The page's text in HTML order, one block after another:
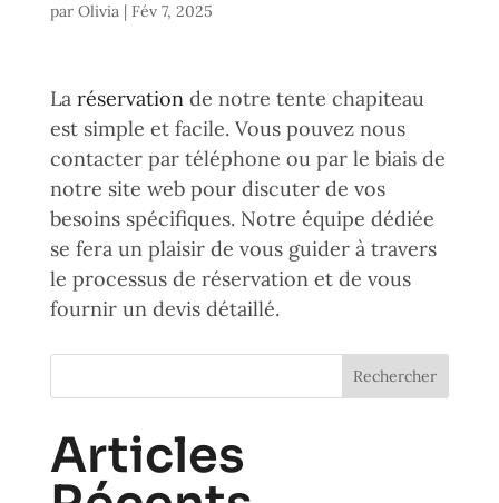
par Olivia| Fév 7, 2025
La réservationde notre tente chapiteau
est simple et facile. Vous pouvez nous
contacter par téléphone ou par le biais de
notre site web pour discuter de vos
besoins spécifiques. Notre équipe dédiée
se fera un plaisir de vous guider à travers
le processus de réservation et de vous
fournir un devis détaillé.
Rechercher
Articles